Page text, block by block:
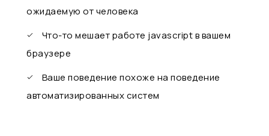
ожидаемую от человека
Что-то мешает работе javascript в вашем
браузере
Ваше поведение похоже на поведение
автоматизированных систем